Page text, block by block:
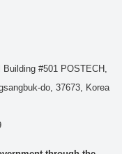
Building #501 POSTECH,
do, 37673, Korea